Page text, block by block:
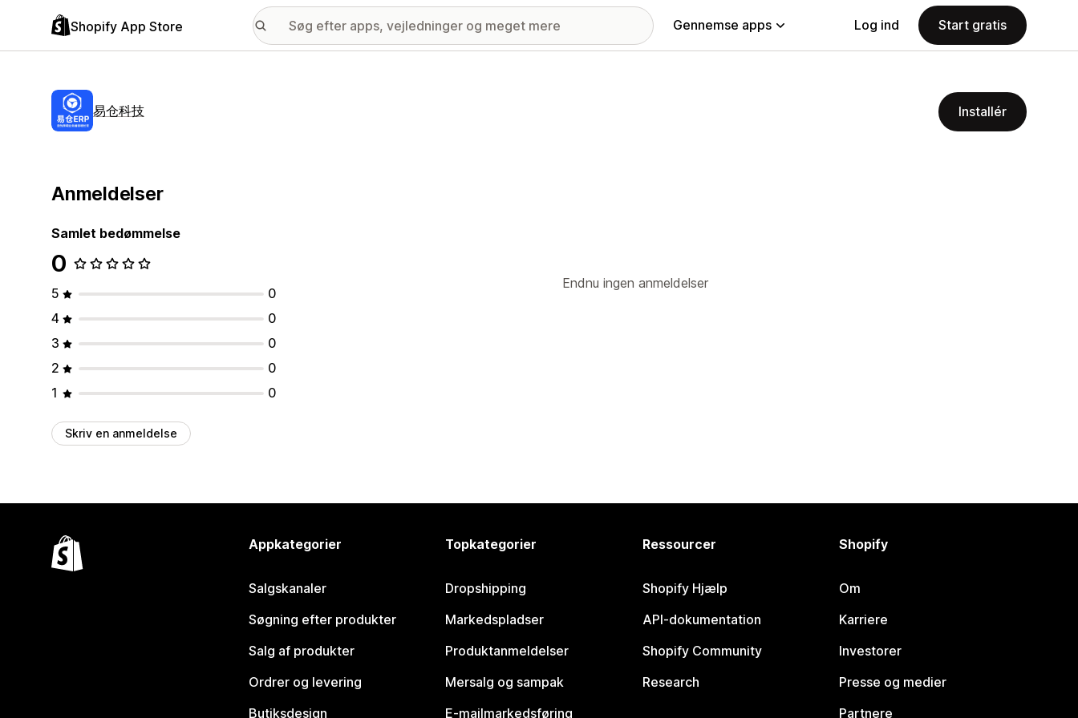
Shopify App Store Gennemse apps Log ind Start gratis
易仓科技 Installér
Anmeldelser
Samlet bedømmelse
0
5
0
4
0
3
0
2
0
1
0
Skriv en anmeldelse
Endnu ingen anmeldelser
Appkategorier
Salgskanaler
Søgning efter produkter
Salg af produkter
Ordrer og levering
Butiksdesign
Topkategorier
Dropshipping
Markedspladser
Produktanmeldelser
Mersalg og sampak
E-mailmarkedsføring
Ressourcer
Shopify Hjælp
API-dokumentation
Shopify Community
Research
Shopify
Om
Karriere
Investorer
Presse og medier
Partnere